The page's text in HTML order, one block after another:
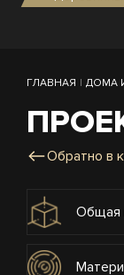
ГЛАВНАЯ | ДОМА
Обратно в
Общая